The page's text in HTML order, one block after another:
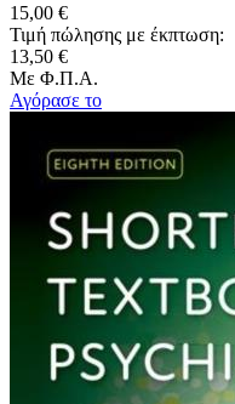
15,00 €
Τιμή πώλησης με έκπτωση:
13,50 €
Με Φ.Π.Α.
Αγόρασε το